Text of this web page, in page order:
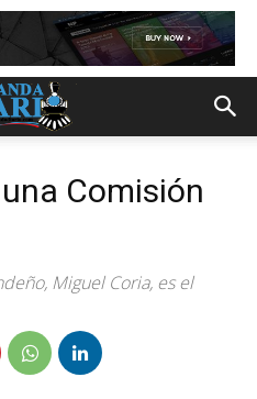
Comisión
Miguel Coria, es el